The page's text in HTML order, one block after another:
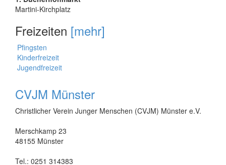
Martini-Kirchplatz
Freizeiten [mehr]
Pfingsten
Kinderfreizeit
Jugendfreizeit
CVJM Münster
Christlicher Verein Junger Menschen (CVJM) Münster e.V.
Merschkamp 23
48155 Münster
Tel.: 0251 314383